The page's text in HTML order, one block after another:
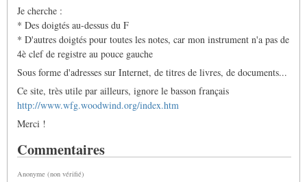
Je cherche :
* Des doigtés au-dessus du F
* D'autres doigtés pour toutes les notes, car mon instrument n'a pas de
4è clef de registre au pouce gauche
Sous forme d'adresses sur Internet, de titres de livres, de documents...
Ce site, très utile par ailleurs, ignore le basson français
http://www.wfg.woodwind.org/index.htm
Merci !
Commentaires
Anonyme (non vérifié)